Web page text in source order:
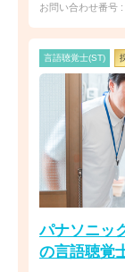
お問い合わせ番号
言語聴覚士(ST)
パナソニッ
の言語聴覚